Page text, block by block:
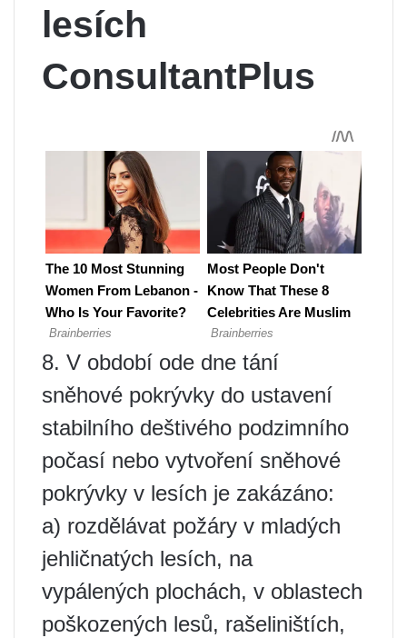
lesích
ConsultantPlus
8. V období ode dne tání
sněhové pokrývky do ustavení
stabilního deštivého podzimního
počasí nebo vytvoření sněhové
pokrývky v lesích je zakázáno:
a) rozdělávat požáry v mladých
jehličnatých lesích, na
vypálených plochách, v oblastech
poškozených lesů, rašeliništích,